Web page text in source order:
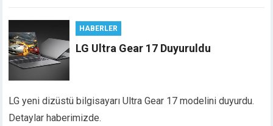
HABERLER
LG Ultra Gear 17 Duyuruldu
LG yeni dizüstü bilgisayarı Ultra Gear 17 modelini duyurdu.
Detaylar haberimizde.